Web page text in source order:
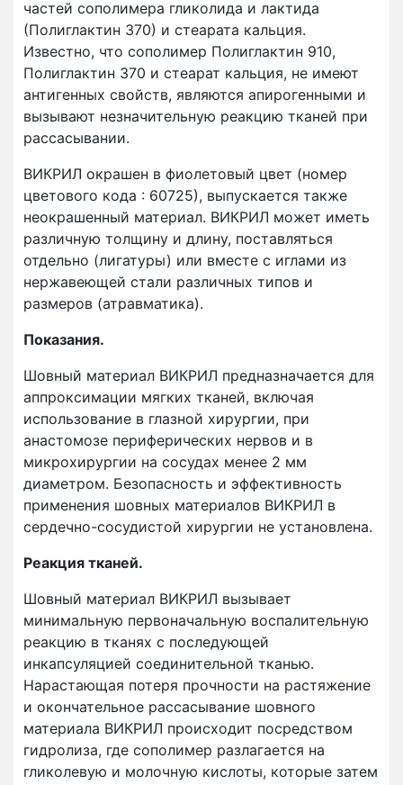
частей сополимера гликолида и лактида
(Полиглактин 370) и стеарата кальция.
Известно, что сополимер Полиглактин 910,
Полиглактин 370 и стеарат кальция, не имеют
антигенных свойств, являются апирогенными и
вызывают незначительную реакцию тканей при
рассасывании.
ВИКРИЛ окрашен в фиолетовый цвет (номер
цветового кода : 60725), выпускается также
неокрашенный материал. ВИКРИЛ может иметь
различную толщину и длину, поставляться
отдельно (лигатуры) или вместе с иглами из
нержавеющей стали различных типов и
размеров (атравматика).
Показания.
Шовный материал ВИКРИЛ предназначается для
аппроксимации мягких тканей, включая
использование в глазной хирургии, при
анастомозе периферических нервов и в
микрохирургии на сосудах менее 2 мм
диаметром. Безопасность и эффективность
применения шовных материалов ВИКРИЛ в
сердечно-сосудистой хирургии не установлена.
Реакция тканей.
Шовный материал ВИКРИЛ вызывает
минимальную первоначальную воспалительную
реакцию в тканях с последующей
инкапсуляцией соединительной тканью.
Нарастающая потеря прочности на растяжение
и окончательное рассасывание шовного
материала ВИКРИЛ происходит посредством
гидролиза, где сополимер разлагается на
гликолевую и молочную кислоты, которые затем